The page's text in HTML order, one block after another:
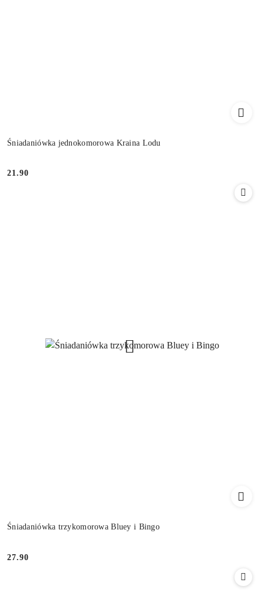
Śniadaniówka jednokomorowa Kraina Lodu
Cena:
21.90
Śniadaniówka trzykomorowa Bluey i Bingo
Cena:
27.90